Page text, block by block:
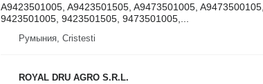
A9423501005, A9423501505, A9473501005,
9423501005, 9423501505, 9473501005,...
Румыния, Cristesti
ROYAL DRU AGRO S.R.L.